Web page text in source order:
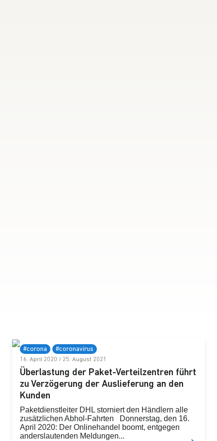
#corona #coronavirus
16. April 2020 / 25. August 2021
Überlastung der Paket-Verteilzentren führt
zu Verzögerung der Auslieferung an den
Kunden
Paketdienstleiter DHL storniert den Händlern alle
zusätzlichen Abhol-Fahrten Donnerstag, den 16.
April 2020: Der Onlinehandel boomt, entgegen
anderslautenden Meldungen...